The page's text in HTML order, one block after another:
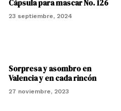
Cápsula para mascar No. 126
23 septiembre, 2024
Sorpresa y asombro en
Valencia y en cada rincón
27 noviembre, 2023